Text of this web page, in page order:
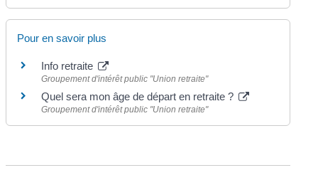
Pour en savoir plus
Info retraite
Groupement d'intérêt public "Union retraite"
Quel sera mon âge de départ en retraite ?
Groupement d'intérêt public "Union retraite"